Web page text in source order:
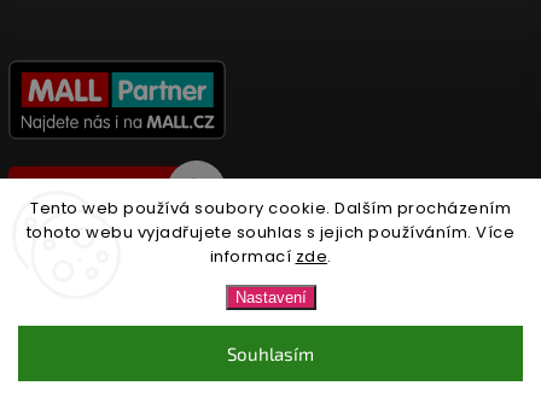
Tento web používá soubory cookie. Dalším procházením
tohoto webu vyjadřujete souhlas s jejich používáním. Více
informací zde.
Nastavení
Souhlasím
Nonari.cz. Všechna práva vyhrazena.
Upravit nastavení cookies
Shoptet| Design